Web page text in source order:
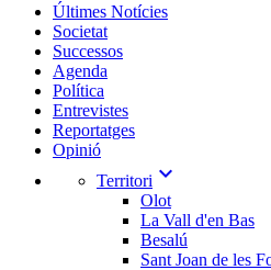
Últimes Notícies
Societat
Successos
Agenda
Política
Entrevistes
Reportatges
Opinió
Territori expand_more
Olot
La Vall d'en Bas
Besalú
Sant Joan de les